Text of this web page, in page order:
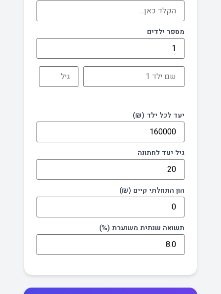
מספר ילדים
יעד לכל ילד (₪)
גיל יעד לחתונה
הון התחלתי קיים (₪)
תשואה שנתית משוערת (%)